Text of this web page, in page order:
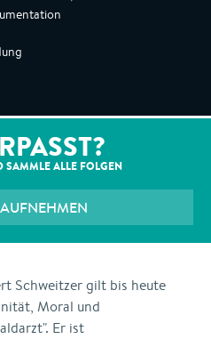
SAMMLE ALLE FOLGEN
Schweitzer gilt bis heute
Moral und
Er ist